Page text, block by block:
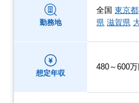
勤務地
全国東京都
県 滋賀県
想定年収
480～600万